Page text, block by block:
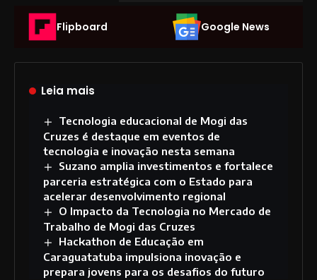
Flipboard Google News
Leia mais
Tecnologia educacional de Mogi das
Cruzes é destaque em eventos de
tecnologia e inovação nesta semana
Suzano amplia investimentos e fortalece
parceria estratégica com o Estado para
acelerar desenvolvimento regional
O Impacto da Tecnologia no Mercado de
Trabalho de Mogi das Cruzes
Hackathon de Educação em
Caraguatatuba impulsiona inovação e
prepara jovens para os desafios do futuro